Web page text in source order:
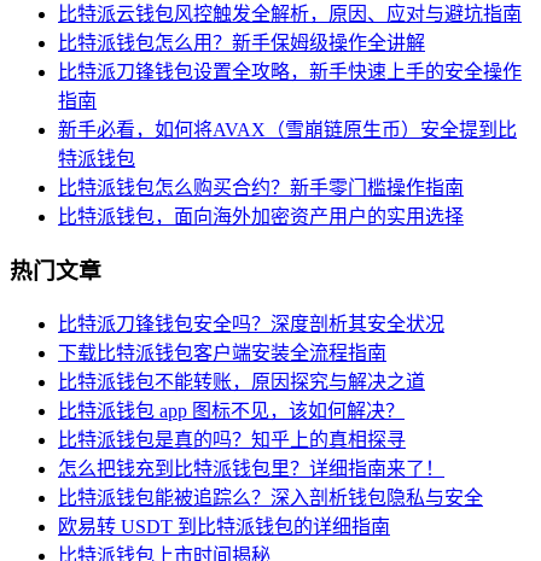
比特派云钱包风控触发全解析，原因、应对与避坑指南
比特派钱包怎么用？新手保姆级操作全讲解
比特派刀锋钱包设置全攻略，新手快速上手的安全操作
指南
新手必看，如何将AVAX（雪崩链原生币）安全提到比
特派钱包
比特派钱包怎么购买合约？新手零门槛操作指南
比特派钱包，面向海外加密资产用户的实用选择
热门文章
比特派刀锋钱包安全吗？深度剖析其安全状况
下载比特派钱包客户端安装全流程指南
比特派钱包不能转账，原因探究与解决之道
比特派钱包 app 图标不见，该如何解决？
比特派钱包是真的吗？知乎上的真相探寻
怎么把钱充到比特派钱包里？详细指南来了！
比特派钱包能被追踪么？深入剖析钱包隐私与安全
欧易转 USDT 到比特派钱包的详细指南
比特派钱包上市时间揭秘